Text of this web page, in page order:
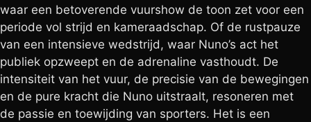
waar een betoverende vuurshow de toon zet voor een
periode vol strijd en kameraadschap. Of de rustpauze
van een intensieve wedstrijd, waar Nuno’s act het
publiek opzweept en de adrenaline vasthoudt. De
intensiteit van het vuur, de precisie van de bewegingen
en de pure kracht die Nuno uitstraalt, resoneren met
de passie en toewijding van sporters. Het is een